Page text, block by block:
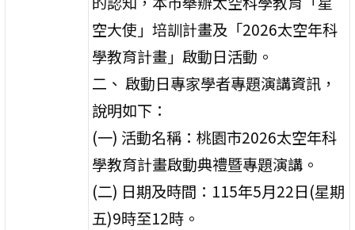
空大使」培訓計畫及「2026太空年科
學教育計畫」啟動日活動。
二、 啟動日專家學者專題演講資訊，
說明如下：
(一) 活動名稱：桃園市2026太空年科
學教育計畫啟動典禮暨專題演講。
(二) 日期及時間：115年5月22日(星期
五)9時至12時。